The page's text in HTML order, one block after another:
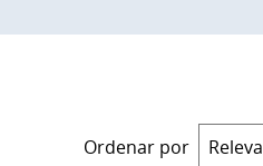
Ordenar por